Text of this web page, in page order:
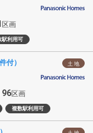
区画
駅利用可
土 地
付）
96区画
複数駅利用可